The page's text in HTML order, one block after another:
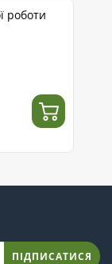
роботи
ПІДПИСАТИСЯ